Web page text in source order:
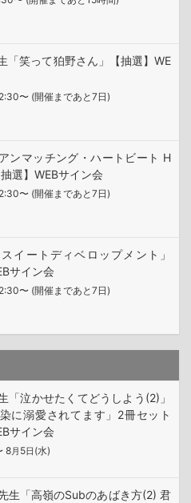
「笑って狛野さん」【抽選】WE
〜 (開催まであと7日)
ンマッチング・ハートビート H
選】WEBサイン会
〜 (開催まであと7日)
イートディベロップメント」
サイン会
〜 (開催まであと7日)
「泣かせたくてどうしよう(2)」
染に溺愛されてます」2冊セット
サイン会
8月 5日 (水)
生「高嶺のSubのあばき方(2) 君